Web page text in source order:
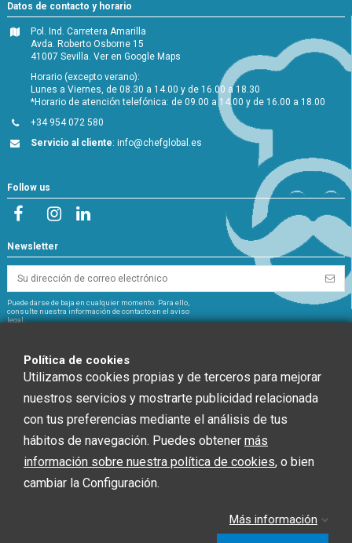
Datos de contacto y horario
Pol. Ind. Carretera Amarilla
Avda. Roberto Osborne 15
41007 Sevilla.Ver en Google Maps
Horario (excepto verano):
Lunes a Viernes, de 08.30 a 14.00 y de 16.00 a 18.30
*Horario de atención telefónica: de 09.00 a 14.00 y de 16.00 a 18.00
+34 954 072 580
Servicio al cliente:info@chefglobal.es
Follow us
Newsletter
Puede darse de baja en cualquier momento. Para ello,
consulte nuestra información de contacto en el aviso
legal.
CHEF GLOBAL 2014 SOCIEDAD LIMITADA ha recibido una ayuda de la Unión
Europea con cargo al Fondo NextGenerationEU, en el marco del Plan de
Recuperación, Trasformación y Resiliencia, para INSTALACIÓN SOLAR
almacenamiento, con fuentes de Energía renovable, así como la
la Junta de Andalucía, a través de la Agencia Andaluza de la Energía.”
Política de cookies
Utilizamos cookies propias y de terceros para mejorar
nuestros servicios y mostrarte publicidad relacionada
con tus preferencias mediante el análisis de tus
hábitos de navegación. Puedes obtener más
información sobre nuestra política de cookies, o bien
cambiar la Configuración.
Más información